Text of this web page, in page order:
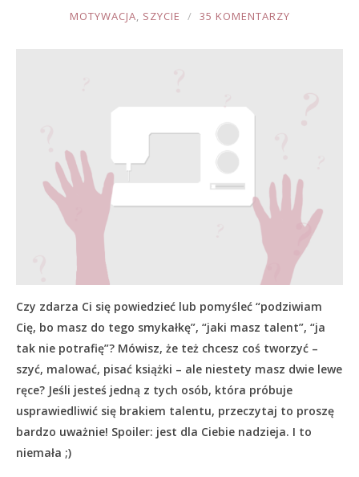
JOULE
MOTYWACJA, SZYCIE 35 KOMENTARZY
Czy zdarza Ci się powiedzieć lub pomyśleć “podziwiam
Cię, bo masz do tego smykałkę”, “jaki masz talent”, “ja
tak nie potrafię”? Mówisz, że też chcesz coś tworzyć –
szyć, malować, pisać książki – ale niestety masz dwie lewe
ręce? Jeśli jesteś jedną z tych osób, która próbuje
usprawiedliwić się brakiem talentu, przeczytaj to proszę
bardzo uważnie! Spoiler: jest dla Ciebie nadzieja. I to
niemała ;)